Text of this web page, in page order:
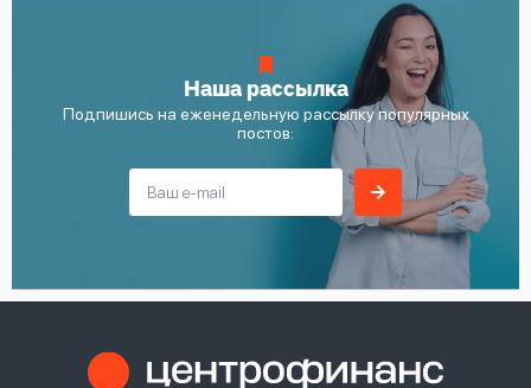
Наша рассылка
Подпишись на еженедельную рассылку популярных
постов: